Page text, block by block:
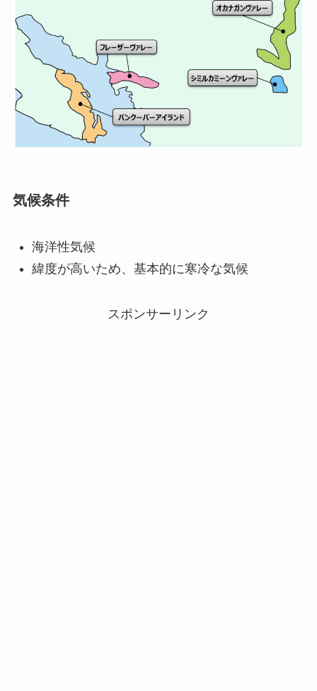
気候条件
海洋性気候
緯度が高いため、基本的に寒冷な気候
スポンサーリンク